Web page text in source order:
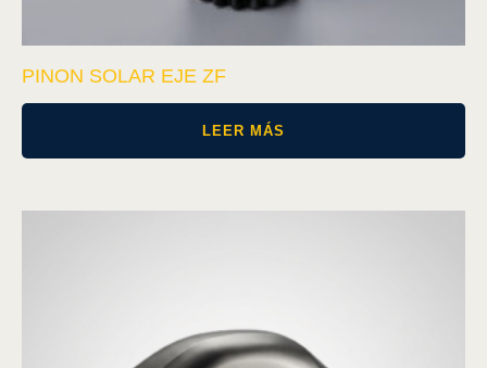
PINON SOLAR EJE ZF
LEER MÁS